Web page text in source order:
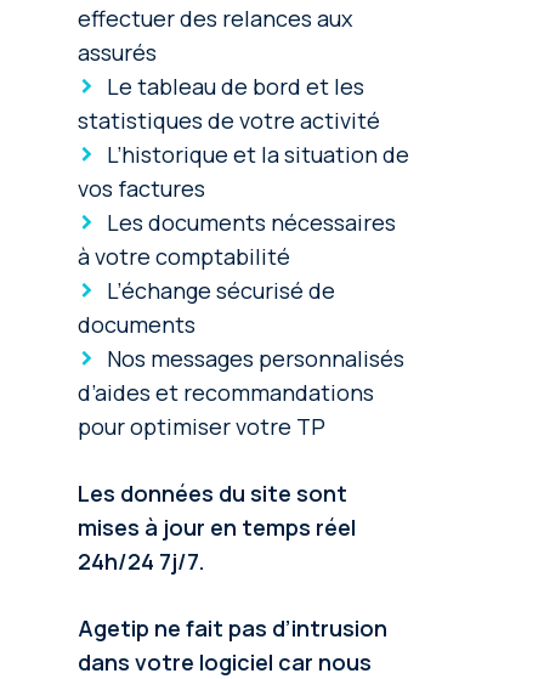
effectuer des relances aux
assurés
Le tableau de bord et les
statistiques de votre activité
L’historique et la situation de
vos factures
Les documents nécessaires
à votre comptabilité
L’échange sécurisé de
documents
Nos messages personnalisés
d’aides et recommandations
pour optimiser votre TP
Les données du site sont
mises à jour en temps réel
24h/24 7j/7.
Agetip ne fait pas d’intrusion
dans votre logiciel car nous